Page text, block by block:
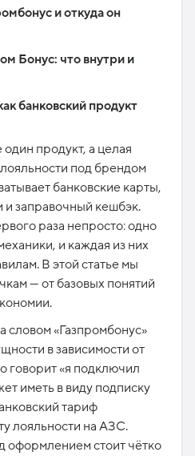
и откуда он
Бонус: что внутри и
банковский продукт
продукт, а целая
под брендом
банковские карты,
заправочный кешбэк.
раза непросто: одно
и каждая из них
В этой статье мы
— от базовых понятий
словом «Газпромбонус»
в зависимости от
говорит «я подключил
иметь в виду подписку
тариф
лояльности на АЗС.
оформлением стоит чётко